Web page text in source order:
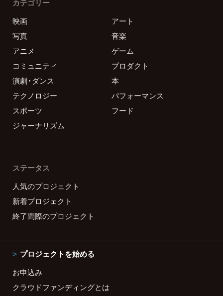
カテゴリー
映画
アート
写真
音楽
アニメ
ゲーム
コミュニティ
プロダクト
演劇・ダンス
本
テクノロジー
パフォーマンス
スポーツ
フード
ジャーナリズム
ステータス
人気のプロジェクト
新着プロジェクト
終了間際のプロジェクト
プロジェクトを始める
お申込み
クラウドファンディングとは